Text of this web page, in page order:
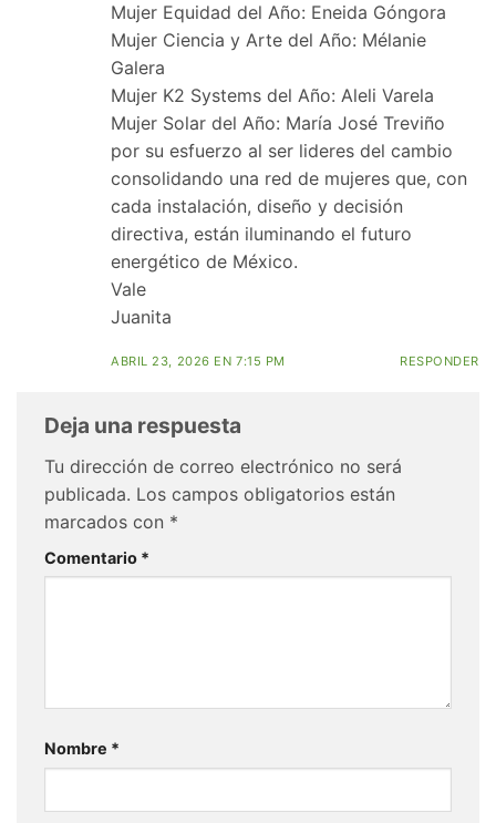
​Mujer Equidad del Año: Eneida Góngora
​Mujer Ciencia y Arte del Año: Mélanie
Galera
​Mujer K2 Systems del Año: Aleli Varela
​Mujer Solar del Año: María José Treviño
por su esfuerzo al ser lideres del cambio
consolidando una red de mujeres que, con
cada instalación, diseño y decisión
directiva, están iluminando el futuro
energético de México.
Vale
Juanita
ABRIL 23, 2026 EN 7:15 PM RESPONDER
Deja una respuesta
Tu dirección de correo electrónico no será
publicada. Los campos obligatorios están
marcados con *
Comentario *
Nombre *